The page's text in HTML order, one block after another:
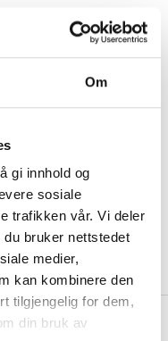
Om
gi innhold og
sosiale
trafikken vår. Vi deler
bruker nettstedet
medier,
kan kombinere den
tilgjengelig for dem,
din bruk av
piston back onto
Necessary
included. For
Supplied in a